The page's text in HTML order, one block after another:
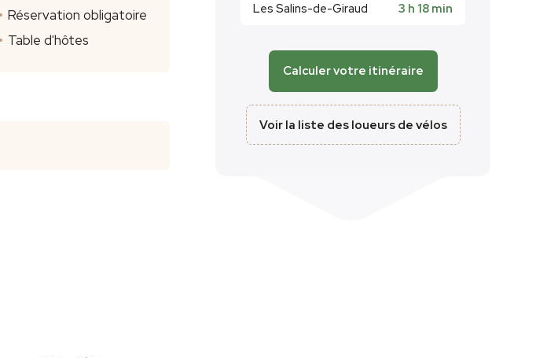
Réservation obligatoire
Table d'hôtes
Les Salins-de-Giraud 3 h 18 min
Calculer votre itinéraire
Voir la liste des loueurs de vélos